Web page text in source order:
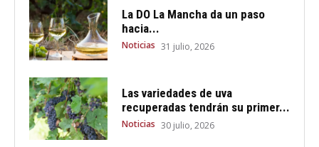
La DO La Mancha da un paso
hacia...
Noticias 31 julio, 2026
Las variedades de uva
recuperadas tendrán su primer...
Noticias 30 julio, 2026